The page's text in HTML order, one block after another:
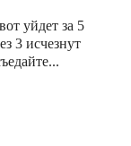
уйдет за 5
3 исчезнут